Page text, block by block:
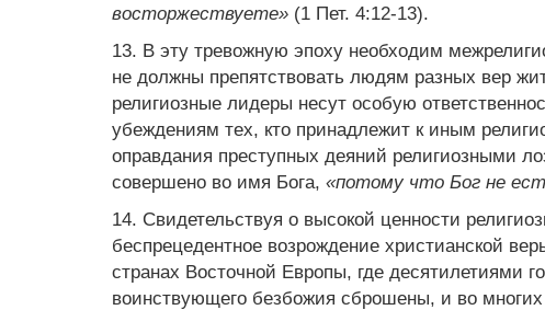
восторжествуете» (1 Пет. 4:12-13).
13. В эту тревожную эпоху необходим
не должны препятствовать людям разных вер
религиозные лидеры несут особую
убеждениям тех, кто принадлежит к иным
оправдания преступных деяний религиозными
совершено во имя Бога, «потому что Бог не
14. Свидетельствуя о высокой ценности
беспрецедентное возрождение христианской
странах Восточной Европы, где десятилетиями
воинствующего безбожия сброшены, и во